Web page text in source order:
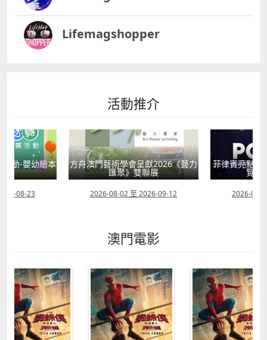
鋼琴大師白建宇攜手指揮廖國敏，演繹蕭邦鋼琴協奏曲
與柴可夫斯基交響曲，樂季完美收官。日期：7月27日
地點：澳門文化中心綜合劇院詳情：
httpswww.macauticket.comTicketWeb2023progra
mentyitaiwanglovemelatermacao七月的澳門舞台精
不同表演藝術愛好者。趁住夏日好時光，約好友一齊感
受現場魅力，留下美好回憶！
httpswww.icm.gov.momicaf2cnworkshop4536 老友
記工作坊 促進跨代交流，讓長者也能享受藝術快樂。
樂齡郁郁貢 詳情：
httpswww.icm.gov.momicaf2cnworkshop4537 樂齡
刻，為暑假增添更多色彩。詳情：
名小貼士 門票將於6月11日上午10時起在「享澳門售票
網」公開發售，名額有限，手快有手慢無。部分演出及
藝術體驗營設有親子套票及購票優惠，詳情請查看官方
網站。購票網址：
httpsticketing.enjoymacao.moprogrammeP660156
官方網站：httpswww.icm.gov.momicaf2cn 這個暑
好的回憶。精彩表演、親子互動、創意工作坊，驚喜連
連、笑聲不斷，把這個暑假變成孩子們最閃耀的藝術之
Lifemagshopper
活動推介
動-嬰幼繪本
08-23
方舟澳門藝術學會呈獻2026《藝力
匯聚》雙聯展
2026-08-02 至 2026-09-12
菲律賓亮點文
覽會
2026-07-
澳門電影